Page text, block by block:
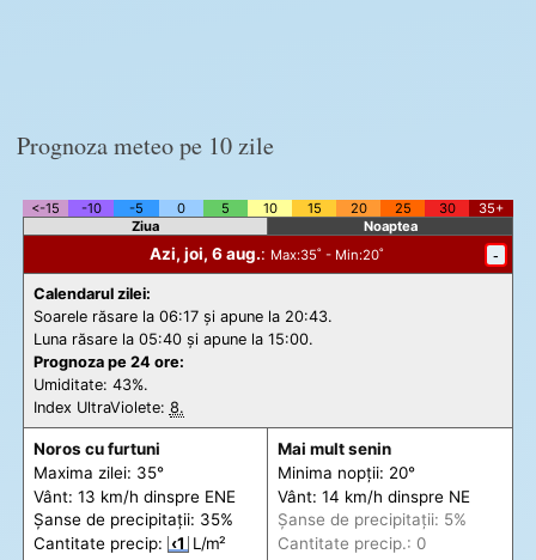
Prognoza meteo pe 10 zile
<-15 -10 -5 0 5 10 15 20 25 30
35+
Ziua
Noaptea
Azi, joi, 6 aug.: Max:35˚ - Min:20˚ -
Calendarul zilei:
Soarele răsare la 06:17 și apune la 20:43.
Luna răsare la 05:40 și apune la 15:00.
Prognoza pe 24 ore:
Umiditate: 43%.
Index UltraViolete: 8.
Noros cu furtuni
Maxima zilei: 35°
Vânt: 13 km/h dinspre ENE
Șanse de precipitații: 35%
Cantitate precip: ‹1 L/m²
Mai mult senin
Minima nopții: 20°
Vânt: 14 km/h dinspre NE
Șanse de precipitații: 5%
Cantitate precip.: 0